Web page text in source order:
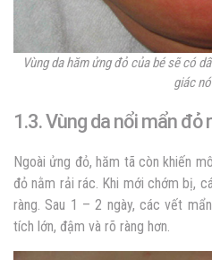
Vùng da hăm ửng đỏ của bé sẽ có
giác
1.3. Vùng da nổi mẩn đỏ
Ngoài ửng đỏ, hăm tã còn khiến
đỏ nằm rải rác. Khi mới chớm bị,
ràng. Sau 1 – 2 ngày, các vết
tích lớn, đậm và rõ ràng hơn.